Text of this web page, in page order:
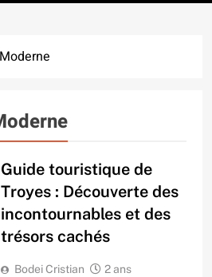
Guide touristique de
Troyes : Découverte des
incontournables et des
trésors cachés
Bodei Cristian
2 ans